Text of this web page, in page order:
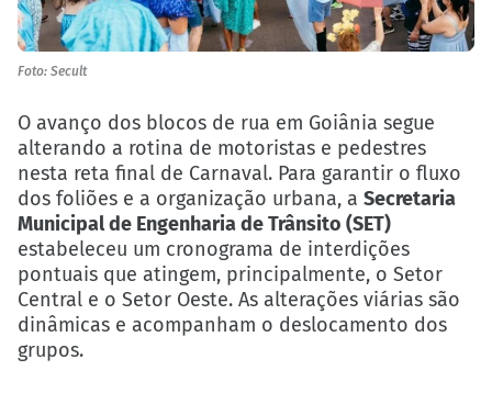
Foto: Secult
O avanço dos blocos de rua em Goiânia segue
alterando a rotina de motoristas e pedestres
nesta reta final de Carnaval. Para garantir o fluxo
dos foliões e a organização urbana, a Secretaria
Municipal de Engenharia de Trânsito (SET)
estabeleceu um cronograma de interdições
pontuais que atingem, principalmente, o Setor
Central e o Setor Oeste. As alterações viárias são
dinâmicas e acompanham o deslocamento dos
grupos.